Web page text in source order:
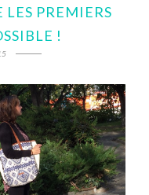
LES PREMIERS
!